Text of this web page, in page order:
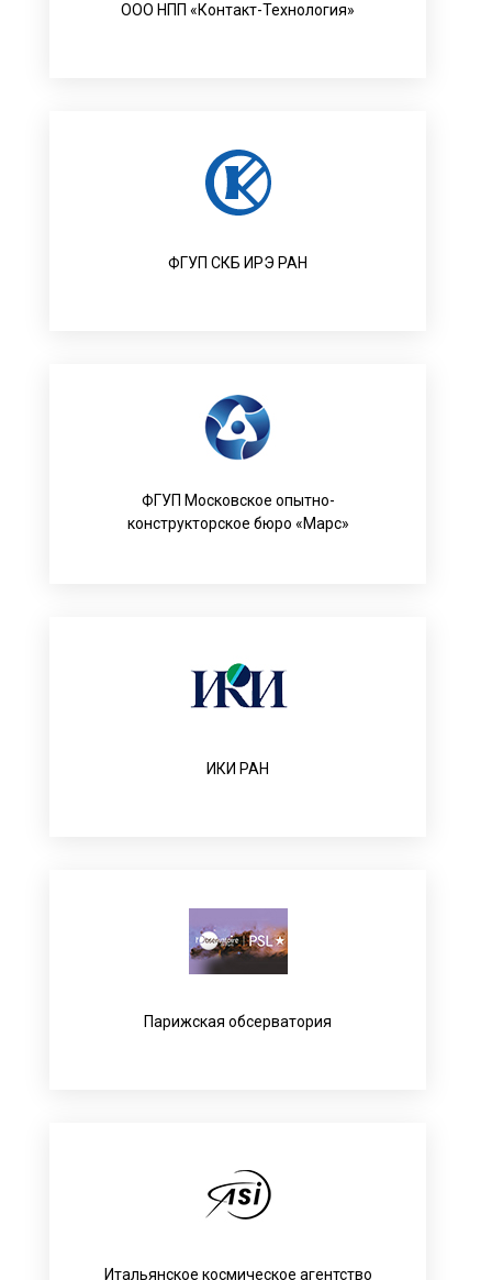
ООО НПП «Контакт-Технология»
ФГУП СКБ ИРЭ РАН
ФГУП Московское опытно-
конструкторское бюро «Марс»
ИКИ РАН
Парижская обсерватория
Итальянское космическое агентство